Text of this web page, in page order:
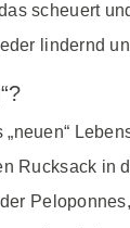
scheuert
lindernd
„neuen“
Rucksack in